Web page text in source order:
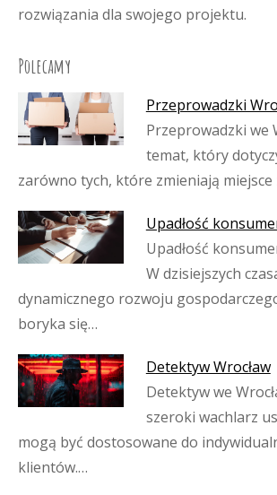
rozwiązania dla swojego projektu.
Polecamy
Przeprowadzki
Przeprowadzki we
temat, który
zarówno tych, które zmieniają
Upadłość
Upadłość
W dzisiejszych
dynamicznego rozwoju
boryka się…
Detektyw Wrocław
Detektyw we
szeroki wachlarz
mogą być dostosowane do
klientów.…